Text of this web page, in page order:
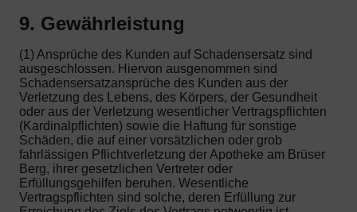
9. Gewährleistung
(1) Ansprüche des Kunden auf Schadensersatz sind
ausgeschlossen. Hiervon ausgenommen sind
Schadensersatzansprüche des Kunden aus der
Verletzung des Lebens, des Körpers, der Gesundheit
oder aus der Verletzung wesentlicher Vertragspflichten
(Kardinalpflichten) sowie die Haftung für sonstige
Schäden, die auf einer vorsätzlichen oder grob
fahrlässigen Pflichtverletzung der Apotheke am Brüser
Berg, ihrer gesetzlichen Vertreter oder
Erfüllungsgehilfen beruhen. Wesentliche
Vertragspflichten sind solche, deren Erfüllung zur